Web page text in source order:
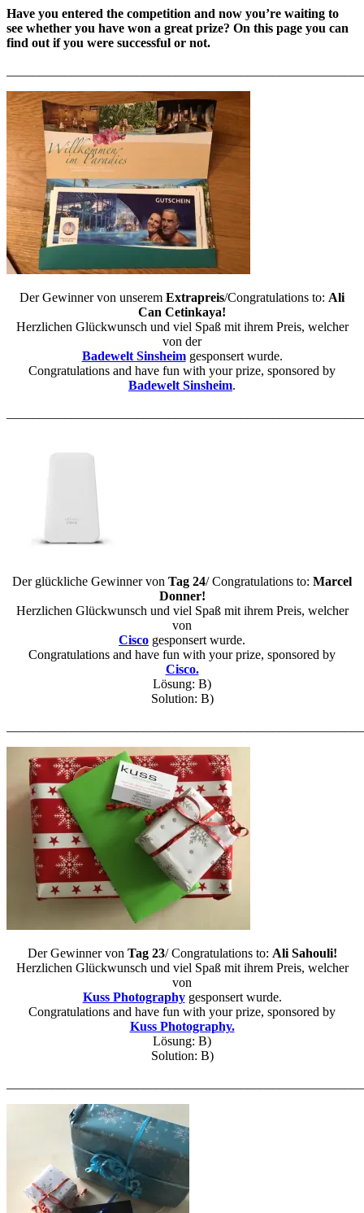
Have you entered the competition and now you’re waiting to
see whether you have won a great prize? On this page you can
find out if you were successful or not.
Der Gewinner von unserem Extrapreis/Congratulations to: Ali
Can Cetinkaya!
Herzlichen Glückwunsch und viel Spaß mit ihrem Preis, welcher
von der
Badewelt Sinsheim gesponsert wurde.
Congratulations and have fun with your prize, sponsored by
Badewelt Sinsheim.
Der glückliche Gewinner von Tag 24/ Congratulations to: Marcel
Donner!
Herzlichen Glückwunsch und viel Spaß mit ihrem Preis, welcher
von
Cisco gesponsert wurde.
Congratulations and have fun with your prize, sponsored by
Cisco.
Lösung: B)
Solution: B)
Der Gewinner von Tag 23/ Congratulations to: Ali Sahouli!
Herzlichen Glückwunsch und viel Spaß mit ihrem Preis, welcher
von
Kuss Photography gesponsert wurde.
Congratulations and have fun with your prize, sponsored by
Kuss Photography.
Lösung: B)
Solution: B)